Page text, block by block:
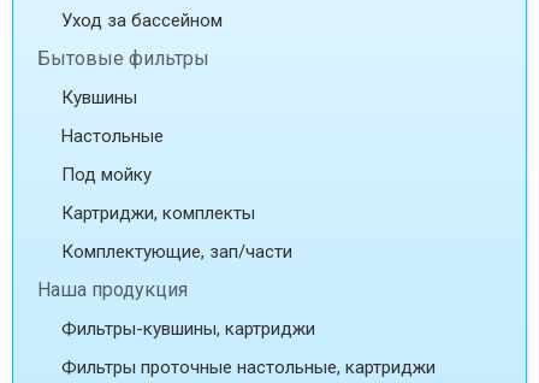
Уход за бассейном
Бытовые фильтры
Кувшины
Настольные
Под мойку
Картриджи, комплекты
Комплектующие, зап/части
Наша продукция
Фильтры-кувшины, картриджи
Фильтры проточные настольные, картриджи